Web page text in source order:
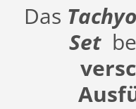
Das
Set